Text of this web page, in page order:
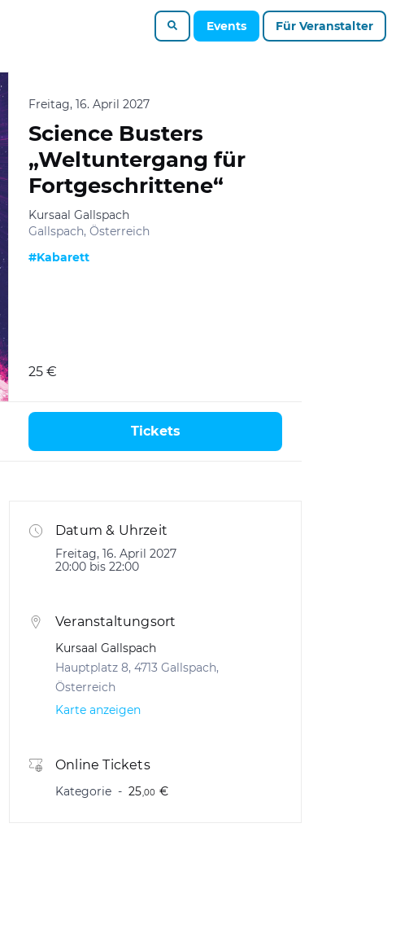
Events Für Veranstalter
Freitag, 16. April 2027
Science Busters
„Weltuntergang für
Fortgeschrittene“
Kursaal Gallspach
Gallspach, Österreich
#Kabarett
25 €
Tickets
Datum & Uhrzeit
Freitag, 16. April 2027
20:00 bis 22:00
Veranstaltungsort
Kursaal Gallspach
Hauptplatz 8, 4713 Gallspach,
Österreich
Karte anzeigen
Online Tickets
Kategorie 25,00 €